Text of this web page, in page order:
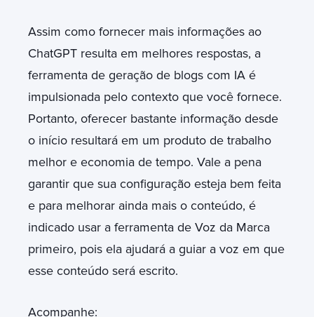
Assim como fornecer mais informações ao
ChatGPT resulta em melhores respostas, a
ferramenta de geração de blogs com IA é
impulsionada pelo contexto que você fornece.
Portanto, oferecer bastante informação desde
o início resultará em um produto de trabalho
melhor e economia de tempo. Vale a pena
garantir que sua configuração esteja bem feita
e para melhorar ainda mais o conteúdo, é
indicado usar a ferramenta de Voz da Marca
primeiro, pois ela ajudará a guiar a voz em que
esse conteúdo será escrito.
Acompanhe: